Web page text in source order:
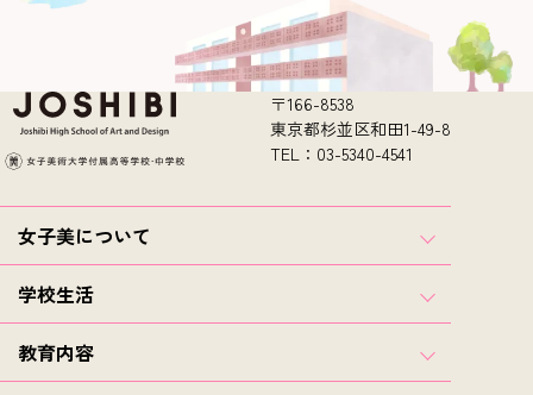
〒166-8538
東京都杉並区和田1-49-8
TEL：03-5340-4541
女子美について
学校生活
教育内容